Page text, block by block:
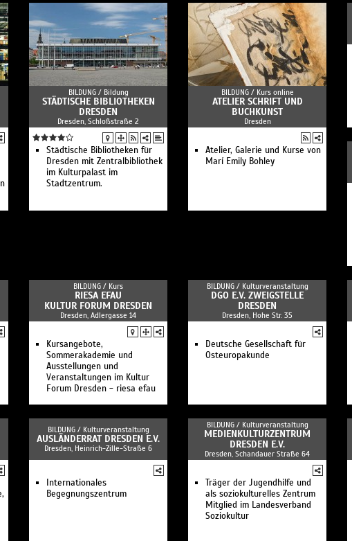
"MEISSEN"
Kreativ-Workshop Engel
Zeichenkurs im Museum
Kreativworkshop bei
MEISSEN: Vasenform
Cosmopolitan
Kreativworkshop bei
MEISSEN: Vasenform
Wellenspiel
Kreativworkshop Gießen bei
MEISSEN
Kuratorenführung im Museum
Kuratorenführung im Museum
Das Geheimnis vom Weißen
Gold
BILDUNG / Bildung
STÄDTISCHE BIBLIOTHEKEN
DRESDEN
Dresden, Schloßstraße 2
Städtische Bibliotheken für
Dresden mit Zentralbibliothek
im Kulturpalast im
Stadtzentrum.
BILDUNG / Kurs online
ATELIER SCHRIFT UND
BUCHKUNST
Dresden
Atelier, Galerie und Kurse von
Marí Emily Bohley
BILDUNG / Kurs
RIESA EFAU
KULTUR FORUM DRESDEN
Dresden, Adlergasse 14
Kursangebote,
Sommerakademie und
Ausstellungen und
Veranstaltungen im Kultur
Forum Dresden - riesa efau
BILDUNG / Kulturveranstaltung
DGO E.V. ZWEIGSTELLE
DRESDEN
Dresden, Hohe Str. 35
Deutsche Gesellschaft für
Osteuropakunde
BILDUNG / Kulturveranstaltung
AUSLÄNDERRAT DRESDEN E.V.
Dresden, Heinrich-Zille-Straße 6
Internationales
Begegnungszentrum
BILDUNG / Kulturveranstaltung
MEDIENKULTURZENTRUM
DRESDEN E.V.
Dresden, Schandauer Straße 64
Träger der Jugendhilfe und
als soziokulturelles Zentrum
Mitglied im Landesverband
Soziokultur